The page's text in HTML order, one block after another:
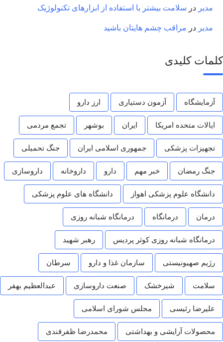
مدیر در سلامت بیشتر با استفاده از ابزارهای تکنولوژیک
مدیر در مراقب چشم هایتان باشید
کلمات کلیدی
آزمایشگاه آزمون دستیاری ارز دارو
ایالات متحده امریکا ایران بوشهر تجمع مردمی
تجهیزات پزشکی جمهوری اسلامی ایران جنگ تحمیلی
جنگ رمضان خبر مهم دارو داروخانه داروسازی
دانشگاه علوم پزشکی اهواز دانشگاه های علوم پزشکی
درمان درمانگاه درمانگاه شبانه روزی
درمانگاه شبانه روزی کوثر پردیس رهبر شهید
رژیم صهیونیستی سازمان غذا و دارو سرطان
سلامت شیرخشک صنعت داروسازی عبدالعظیم بهفر
علیرضا رئیسی مجلس شورای اسلامی
محصولات آرایشی و بهداشتی محمدرضا ظفرقندی